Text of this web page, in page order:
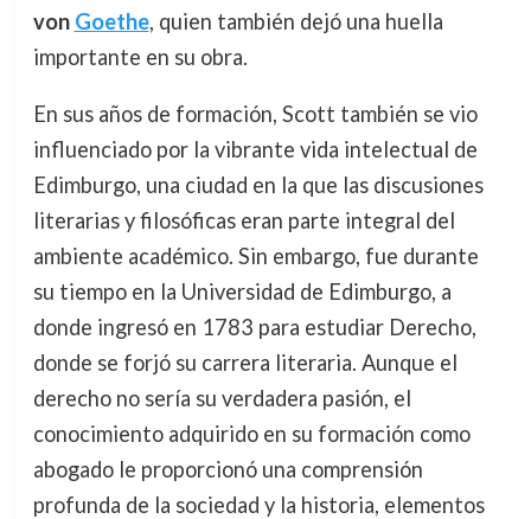
von Goethe, quien también dejó una huella
importante en su obra.
En sus años de formación, Scott también se vio
influenciado por la vibrante vida intelectual de
Edimburgo, una ciudad en la que las discusiones
literarias y filosóficas eran parte integral del
ambiente académico. Sin embargo, fue durante
su tiempo en la Universidad de Edimburgo, a
donde ingresó en 1783 para estudiar Derecho,
donde se forjó su carrera literaria. Aunque el
derecho no sería su verdadera pasión, el
conocimiento adquirido en su formación como
abogado le proporcionó una comprensión
profunda de la sociedad y la historia, elementos